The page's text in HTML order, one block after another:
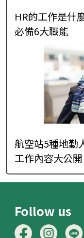
HR的工作是什
必備6大職能
航空站5種地勤
工作內容大公開
Follow us